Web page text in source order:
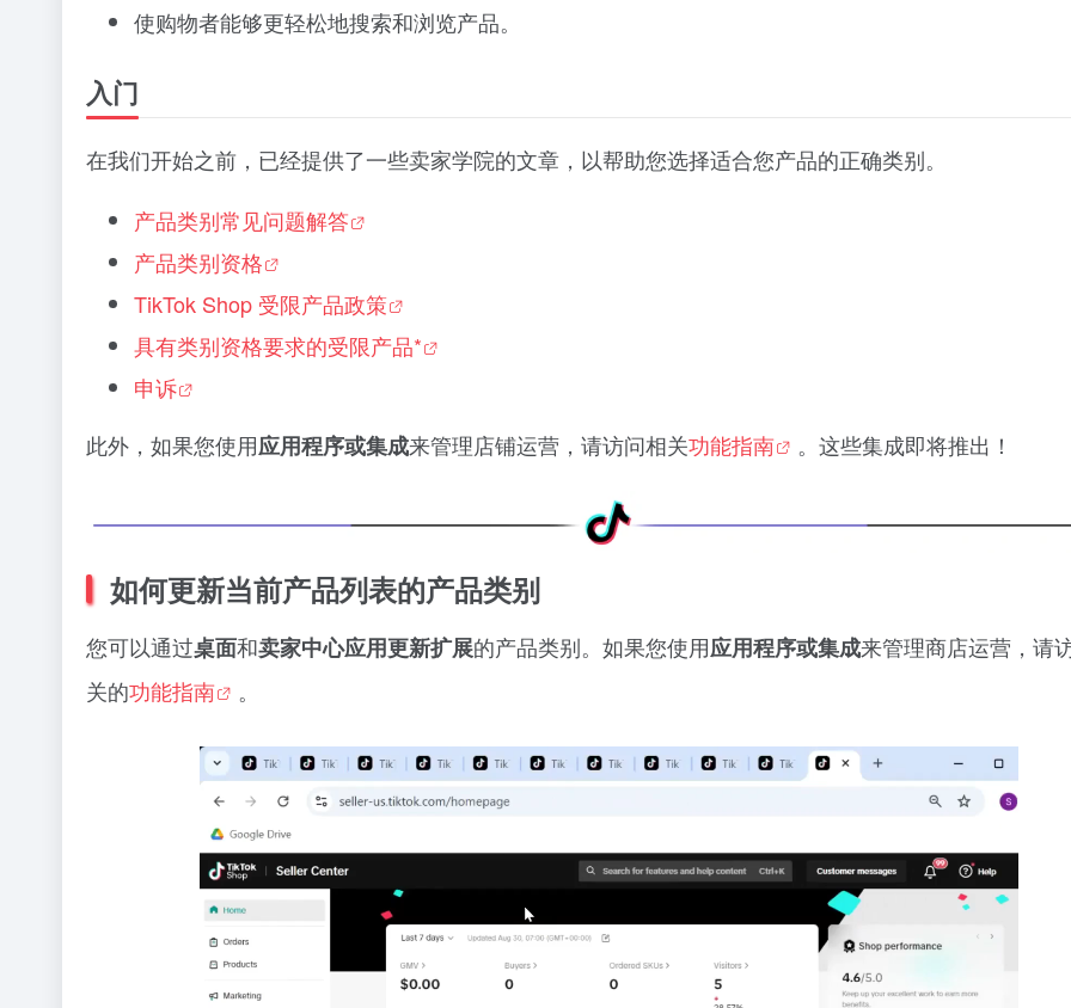
使购物者能够更轻松地搜索和浏览产品。
入门
在我们开始之前，已经提供了一些卖家学院的文章，以帮助您选择适合您产品的正确类别。
产品类别常见问题解答
产品类别资格
TikTok Shop 受限产品政策
具有类别资格要求的受限产品*
申诉
此外，如果您使用应用程序或集成来管理店铺运营，请访问相关功能指南 。这些集成即将推出！
如何更新当前产品列表的产品类别
您可以通过桌面和卖家中心应用更新扩展的产品类别。如果您使用应用程序或集成来管理商店运营，请
关的功能指南 。